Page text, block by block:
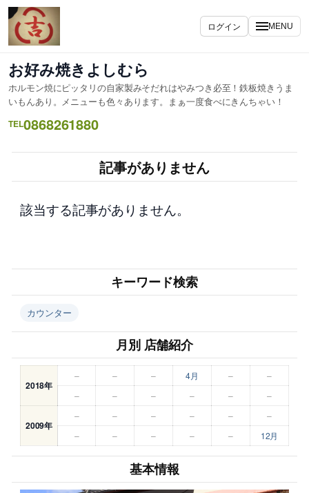
内
容
を
キ
ッ
プ
ログイン MENU
お好み焼きよしむら
ホルモン焼にピッタリの自家製みそだれはやみつき必至！鉄板焼きうま
いもんあり。メニューも色々あります。まぁ一度食べにきんちゃい！
TEL0868261880
記事がありません
該当する記事がありません。
キーワード検索
カウンター
月別 店舗紹介
2018年
– – – 4月 –
–
–
– – – – –
2009年
– – – – –
–
–
– – – – 12月
基本情報